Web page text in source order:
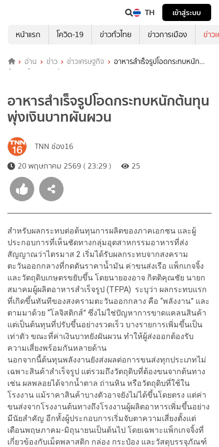
TH
เข้าสู่ระบบ
หน้าแรก
โควิด-19 ข่าวทั่วไทย ข่าวการเมือง ข่าว
อ่าน ข่าว ข่าวเศรษฐกิจ
อาหารสำเร็จรูปโอดกระทบหนัก
ต้นทุนพุ่งเงินบาทผันผวน
อาหารสำเร็จรูปโอดกระทบหนักต้นทุน
พุ่งเงินบาทผันผวน
TNN ช่อง16
20 พฤษภาคม 2569 ( 23:29 )
25
สำหรับผลกระทบต่อต้นทุนการผลิตของภาคเอกชน และผู้
ประกอบการที่เห็นชัดทางกลุ่มอุตสาหกรรมอาหารที่ส่ง
สัญญาณว่าไตรมาส 2 เริ่มได้รับผลกระทบจากสงคราม
ตะวันออกกลางที่กดดันราคานํ้ามัน ค่าขนส่งเรือ แพ็กเกจจิ้ง
และวัตถุดิบเกษตรขยับขึ้น โดยนายองอาจ กิตติคุณชัย นายก
สมาคมผู้ผลิตอาหารสำเร็จรูป (TFPA) ระบุว่า ผลกระทบแรก
ที่เกิดขึ้นทันทีของสงครามตะวันออกกลาง คือ “พลังงาน” และ
ตามมาด้วย “โลจิสติกส์” ซึ่งไม่ใช่ปัญหาการขาดแคลนสินค้า
แต่เป็นต้นทุนที่ปรับขึ้นอย่างรวดเร็ว บางรายการเพิ่มขึ้นเป็น
เท่าตัว ขณะที่ค่าเงินบาทยังผันผวน ทำให้ผู้ส่งออกต้องรับ
ความเสี่ยงพร้อมกันหลายด้าน
นอกจากนี้ต้นทุนพลังงานยังส่งผลต่อการขนส่งทุกประเภทไม่
เฉพาะสินค้าสำเร็จรูป แต่รวมถึงวัตถุดิบที่ต้องขนจากต้นทาง
เช่น ผลพลอยได้จากน้ำตาล ถ่านหิน หรือวัตถุดิบที่ใช้ใน
โรงงาน แม้ราคาสินค้าบางตัวอาจยังไม่ได้ขึ้นโดยตรง แต่ค่า
ขนส่งจากโรงงานต้นทางถึงโรงงานผู้ผลิตอาหารเพิ่มขึ้นอย่าง
มีนัยสำคัญ อีกทั้งผู้ประกอบการเริ่มจับตาความเสี่ยงตั้งแต่
เดือนพฤษภาคม-มิถุนายนเป็นต้นไป โดยเฉพาะแพ็กเกจจิ้งที่
เกี่ยวข้องกับเม็ดพลาสติก กล่อง กระป๋อง และวัสดุบรรจุภัณฑ์